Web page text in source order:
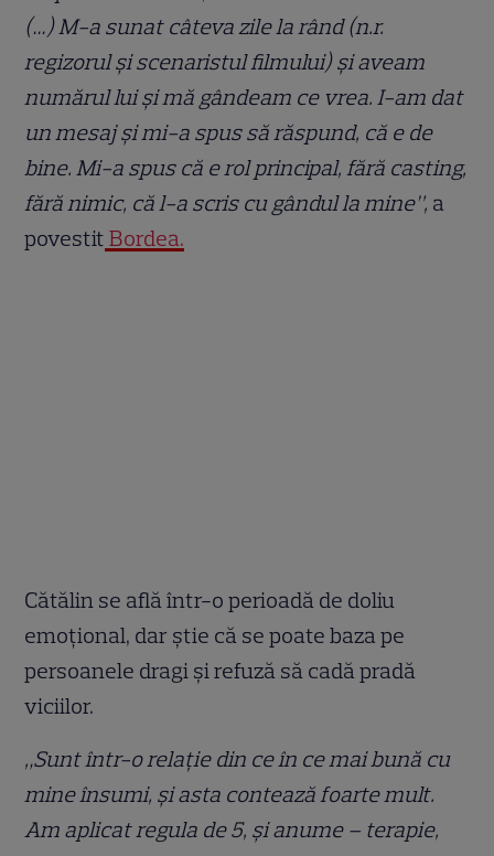
(…) M-a sunat câteva zile la rând (n.r.
regizorul și scenaristul filmului) și aveam
numărul lui și mă gândeam ce vrea. I-am dat
un mesaj și mi-a spus să răspund, că e de
bine. Mi-a spus că e rol principal, fără casting,
fără nimic, că l-a scris cu gândul la mine”, a
povestit Bordea.
Cătălin se află într-o perioadă de doliu
emoțional, dar știe că se poate baza pe
persoanele dragi și refuză să cadă pradă
viciilor.
„Sunt într-o relație din ce în ce mai bună cu
mine însumi, și asta contează foarte mult.
Am aplicat regula de 5, și anume – terapie,